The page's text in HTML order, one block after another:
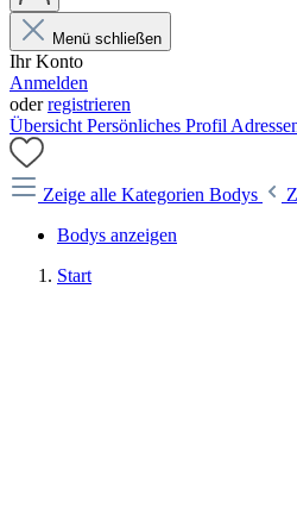
Menü schließen
Ihr Konto
Anmelden
oderregistrieren
Übersicht Persönliches Profil
Zeige alle Kategorien Bodys
Bodys anzeigen
Start